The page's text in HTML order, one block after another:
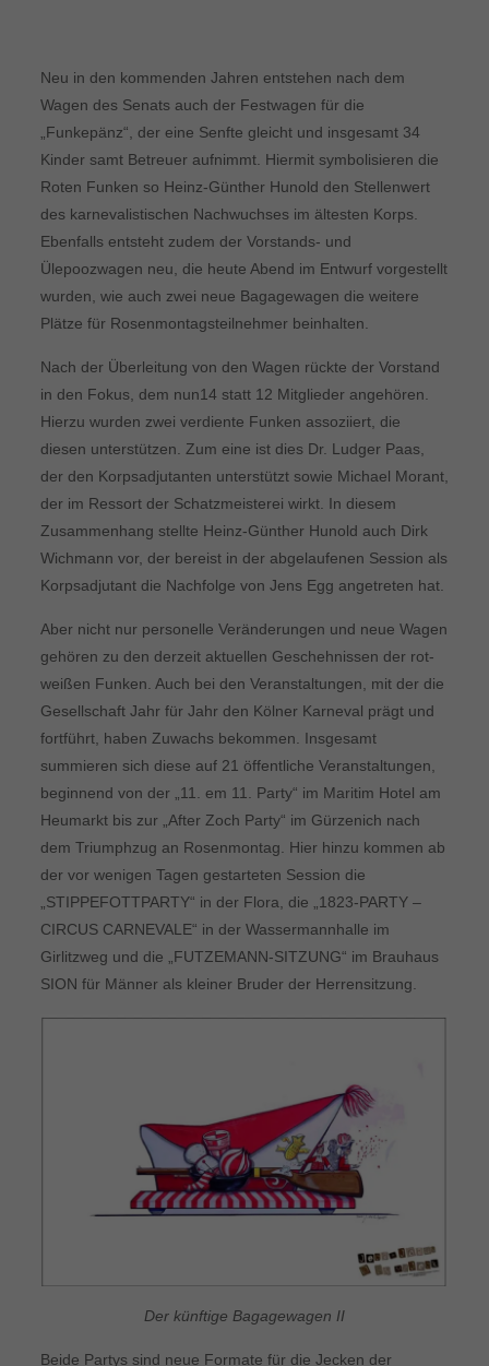
Neu in den kommenden Jahren entstehen nach dem
Wagen des Senats auch der Festwagen für die
„Funkepänz“, der eine Senfte gleicht und insgesamt 34
Kinder samt Betreuer aufnimmt. Hiermit symbolisieren die
Roten Funken so Heinz-Günther Hunold den Stellenwert
des karnevalistischen Nachwuchses im ältesten Korps.
Ebenfalls entsteht zudem der Vorstands- und
Ülepoozwagen neu, die heute Abend im Entwurf vorgestellt
wurden, wie auch zwei neue Bagagewagen die weitere
Plätze für Rosenmontagsteilnehmer beinhalten.
Nach der Überleitung von den Wagen rückte der Vorstand
in den Fokus, dem nun14 statt 12 Mitglieder angehören.
Hierzu wurden zwei verdiente Funken assoziiert, die
diesen unterstützen. Zum eine ist dies Dr. Ludger Paas,
der den Korpsadjutanten unterstützt sowie Michael Morant,
der im Ressort der Schatzmeisterei wirkt. In diesem
Zusammenhang stellte Heinz-Günther Hunold auch Dirk
Wichmann vor, der bereist in der abgelaufenen Session als
Korpsadjutant die Nachfolge von Jens Egg angetreten hat.
Aber nicht nur personelle Veränderungen und neue Wagen
gehören zu den derzeit aktuellen Geschehnissen der rot-
weißen Funken. Auch bei den Veranstaltungen, mit der die
Gesellschaft Jahr für Jahr den Kölner Karneval prägt und
fortführt, haben Zuwachs bekommen. Insgesamt
summieren sich diese auf 21 öffentliche Veranstaltungen,
beginnend von der „11. em 11. Party“ im Maritim Hotel am
Heumarkt bis zur „After Zoch Party“ im Gürzenich nach
dem Triumphzug an Rosenmontag. Hier hinzu kommen ab
der vor wenigen Tagen gestarteten Session die
„STIPPEFOTTPARTY“ in der Flora, die „1823-PARTY –
CIRCUS CARNEVALE“ in der Wassermannhalle im
Girlitzweg und die „FUTZEMANN-SITZUNG“ im Brauhaus
SION für Männer als kleiner Bruder der Herrensitzung.
Der künftige Bagagewagen II
Beide Partys sind neue Formate für die Jecken der